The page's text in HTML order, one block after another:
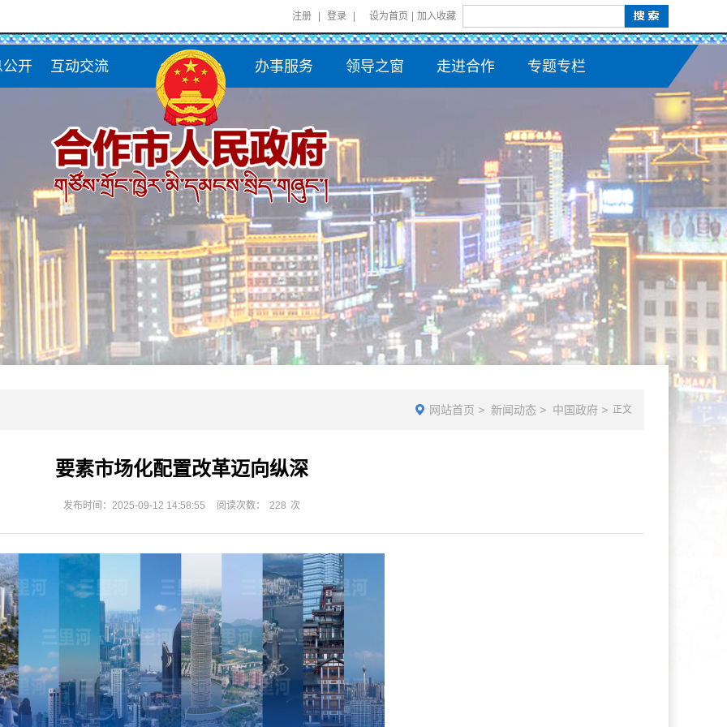
注册 登录 设为首页 加入收藏
开 互动交流 办事服务 领导之窗 走进合作 专题专栏
网站首页 > 新闻动态 > 中国政府 > 正文
要素市场化配置改革迈向纵深
发布时间：2025-09-12 14:58:55 阅读次数： 228 次